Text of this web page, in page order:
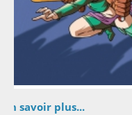
En savoir plus...